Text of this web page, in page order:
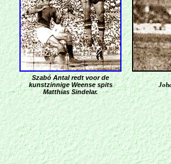
Szabó Antal redt voor de
kunstzinnige Weense spits
Matthias Sindelar.